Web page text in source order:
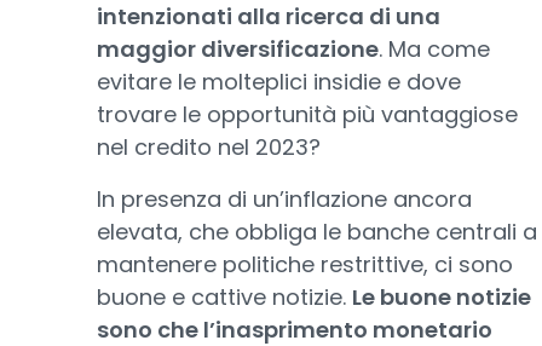
intenzionati alla ricerca di una
maggior diversificazione. Ma come
evitare le molteplici insidie e dove
trovare le opportunità più vantaggiose
nel credito nel 2023?
In presenza di un’inflazione ancora
elevata, che obbliga le banche centrali a
mantenere politiche restrittive, ci sono
buone e cattive notizie. Le buone notizie
sono che l’inasprimento monetario